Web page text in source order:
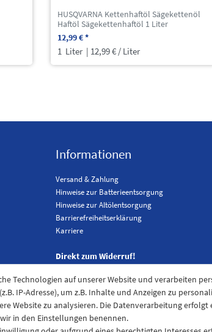
HUSQVARNA Kettenhaftöl Sägekettenöl
Haftöl Sägekettenhaftöl 1 Liter
12,99 € *
1 Liter | 12,99 € / Liter
Informationen
Versand & Zahlung
Hinweise zur Batterieentsorgung
Hinweise zur Altölentsorgung
Barrierefreiheitserklärung
Karriere
Direkt zum Widerruf!
Technologien auf unserer Website und verarbeiten
IP-Adresse), um z.B. Inhalte und Anzeigen zu
Website zu analysieren. Die Datenverarbeitung erfolgt
in den Einstellungen benennen.